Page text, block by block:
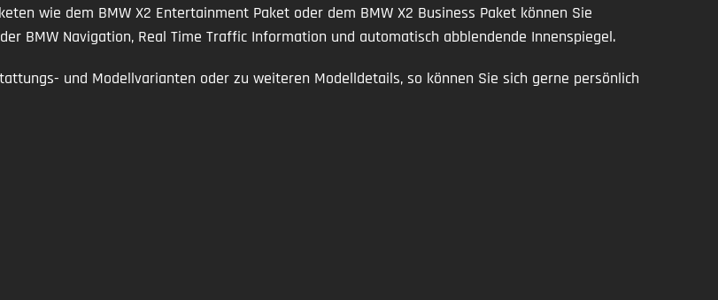
wie dem BMW X2 Entertainment Paket oder dem BMW X2 Business Paket können Sie
BMW Navigation, Real Time Traffic Information und automatisch abblendende Innenspiegel.
und Modellvarianten oder zu weiteren Modelldetails, so können Sie sich gerne persönlich